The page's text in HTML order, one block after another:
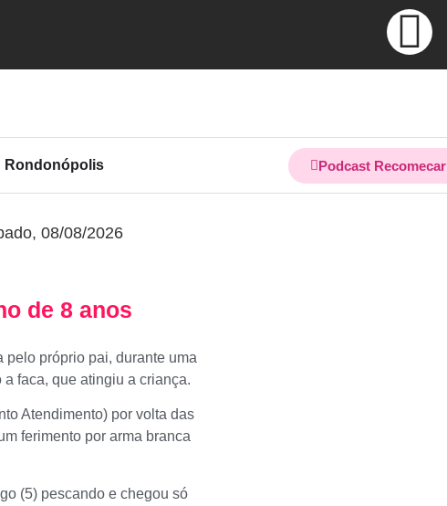
Rondonópolis Podcast Recomecar
08/08/2026
de 8 anos
pelo próprio pai, durante uma
faca, que atingiu a criança.
Atendimento) por volta das
ferimento por arma branca
(5) pescando e chegou só